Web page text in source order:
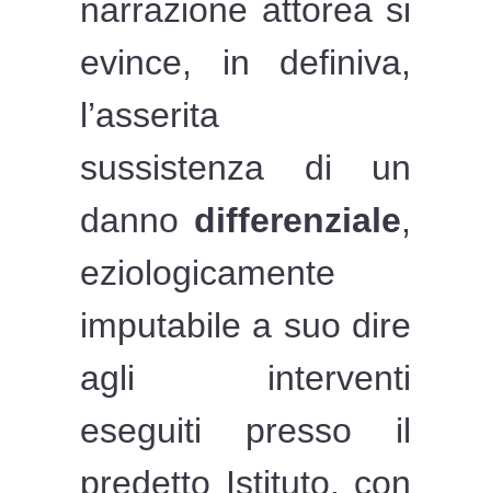
narrazione attorea si
evince, in definiva,
l’asserita
sussistenza di un
danno differenziale,
eziologicamente
imputabile a suo dire
agli interventi
eseguiti presso il
predetto Istituto, con